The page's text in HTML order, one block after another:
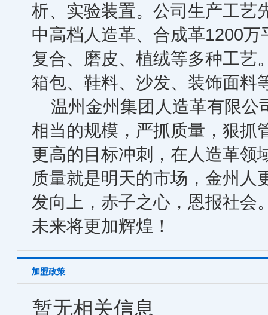
析、实验装置。公司生产工艺
中高档人造革、合成革1200
复合、磨皮、植绒等多种工艺
箱包、鞋料、沙发、装饰面料
温州金州集团人造革有限公
相当的规模，严抓质量，狠抓
更高的目标冲刺，在人造革领
质量就是明天的市场，金州人
发向上，赤子之心，恩报社会
未来将更加辉煌！
加盟政策
暂无相关信息